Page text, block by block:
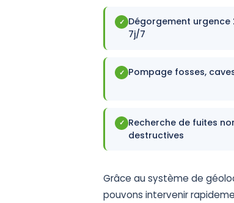
✓ Dégorgement urgence
7j/7
✓ Pompage fosses,
✓ Recherche de fuites
destructives
Grâce au système de
pouvons intervenir